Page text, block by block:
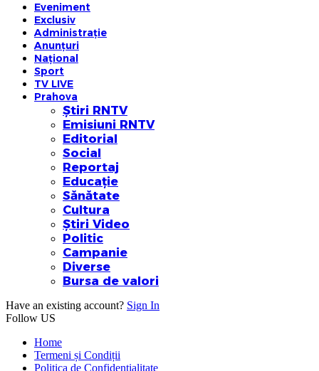
Eveniment
Exclusiv
Administrație
Anunțuri
Național
Sport
TV LIVE
Prahova
Știri RNTV
Emisiuni RNTV
Editorial
Social
Reportaj
Educație
Sănătate
Cultura
Știri Video
Politic
Campanie
Diverse
Bursa de valori
Have an existing account? Sign In
Follow US
Home
Termeni și Condiții
Politica de Confidențialitate